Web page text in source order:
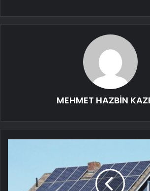
MEHMET HAZBİN